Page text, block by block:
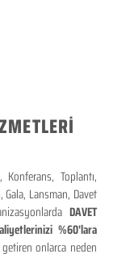
Toplantı,
Gala, Lansman, Davet
DAVET
%60'lara
onlarca neden